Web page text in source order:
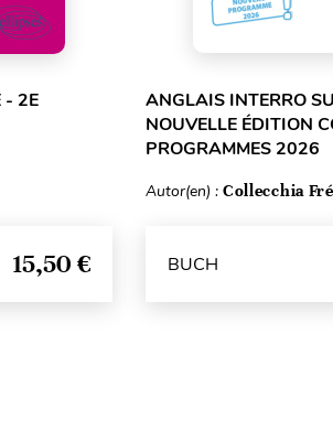
- 2E
15,50 €
ANGLAIS INTERRO
NOUVELLE ÉDITION
PROGRAMMES 2026
Autor(en) : Collecchia
BUCH